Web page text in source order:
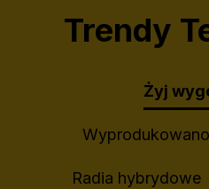
Trendy
Żyj
Radia hybrydowe